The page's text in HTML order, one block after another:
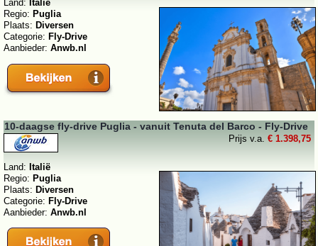
Land: Italië
Regio: Puglia
Plaats: Diversen
Categorie: Fly-Drive
Aanbieder: Anwb.nl
10-daagse fly-drive Puglia - vanuit Tenuta del Barco - Fly-Drive
Prijs v.a. € 1.398,75
Land: Italië
Regio: Puglia
Plaats: Diversen
Categorie: Fly-Drive
Aanbieder: Anwb.nl